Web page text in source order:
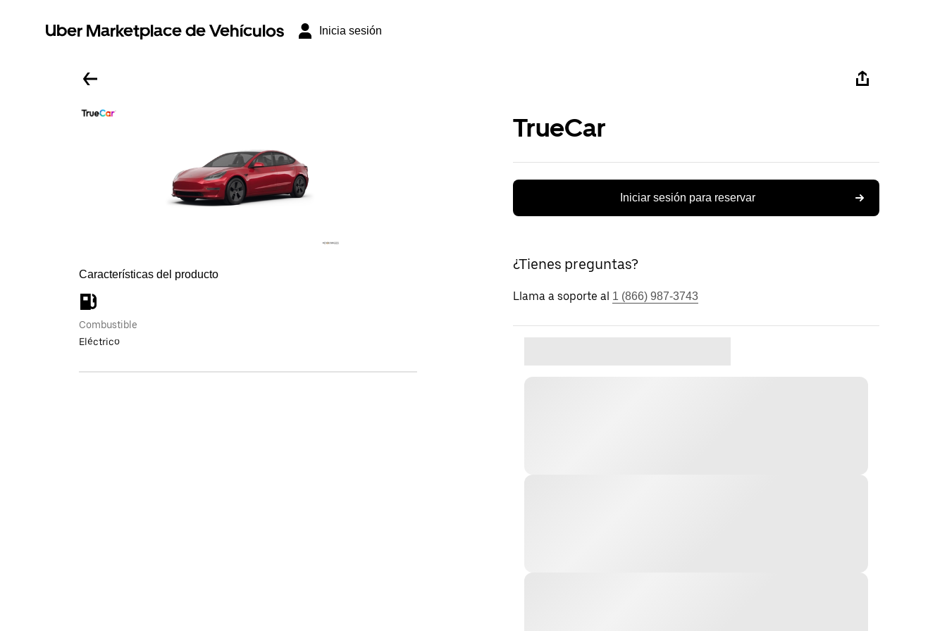
Uber Marketplace de Vehículos Inicia sesión
Características del producto
Combustible
Eléctrico
TrueCar
Iniciar sesión para reservar
¿Tienes preguntas?
Llama a soporte al 1 (866) 987-3743